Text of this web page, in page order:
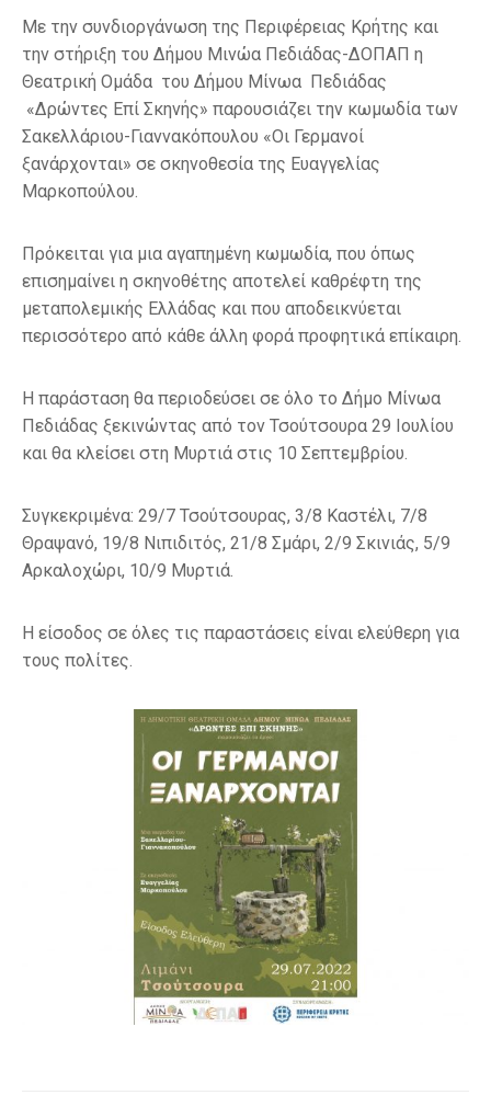
Με την συνδιοργάνωση της Περιφέρειας Κρήτης και
την στήριξη του Δήμου Μινώα Πεδιάδας-ΔΟΠΑΠ η
Θεατρική Ομάδα του Δήμου Μίνωα Πεδιάδας
«Δρώντες Επί Σκηνής» παρουσιάζει την κωμωδία των
Σακελλάριου-Γιαννακόπουλου «Οι Γερμανοί
ξανάρχονται» σε σκηνοθεσία της Ευαγγελίας
Μαρκοπούλου.
Πρόκειται για μια αγαπημένη κωμωδία, που όπως
επισημαίνει η σκηνοθέτης αποτελεί καθρέφτη της
μεταπολεμικής Ελλάδας και που αποδεικνύεται
περισσότερο από κάθε άλλη φορά προφητικά επίκαιρη.
Η παράσταση θα περιοδεύσει σε όλο το Δήμο Μίνωα
Πεδιάδας ξεκινώντας από τον Τσούτσουρα 29 Ιουλίου
και θα κλείσει στη Μυρτιά στις 10 Σεπτεμβρίου.
Συγκεκριμένα: 29/7 Τσούτσουρας, 3/8 Καστέλι, 7/8
Θραψανό, 19/8 Νιπιδιτός, 21/8 Σμάρι, 2/9 Σκινιάς, 5/9
Αρκαλοχώρι, 10/9 Μυρτιά.
Η είσοδος σε όλες τις παραστάσεις είναι ελεύθερη για
τους πολίτες.